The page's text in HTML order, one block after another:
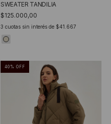
SWEATER TANDILIA
$125.000,00
3 cuotas sin interés de $41.667
40 % OFF